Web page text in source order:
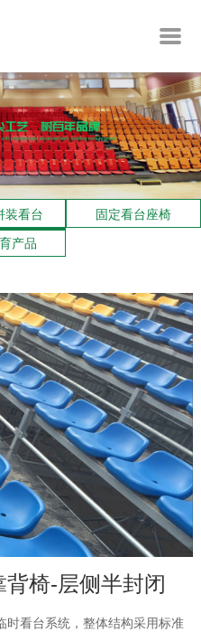
装看台
固定看台座椅
产品
椅-层侧半封闭
时看台系统，整体结构采用标准